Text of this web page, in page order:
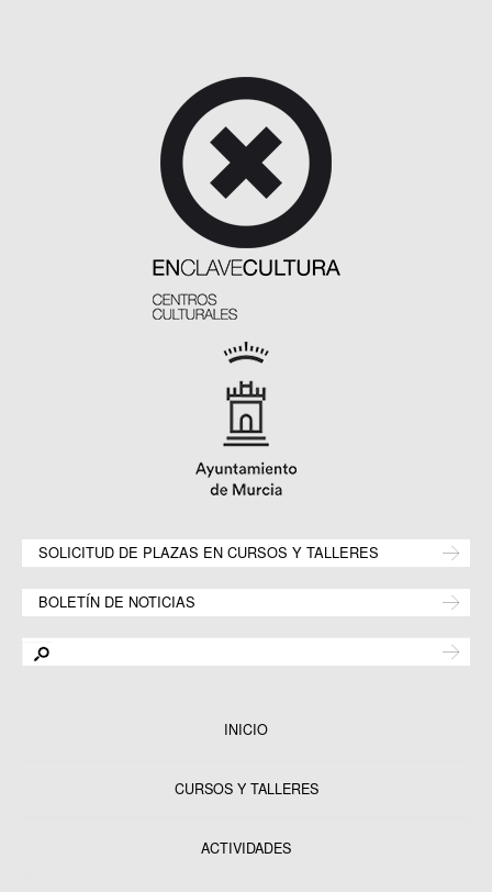
SOLICITUD DE PLAZAS EN CURSOS Y TALLERES
BOLETÍN DE NOTICIAS
INICIO
CURSOS Y TALLERES
ACTIVIDADES